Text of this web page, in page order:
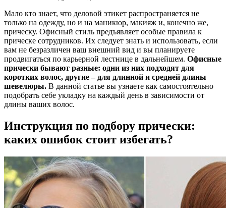
Мало кто знает, что деловой этикет распространяется не
только на одежду, но и на маникюр, макияж и, конечно же,
прическу. Офисный стиль предъявляет особые правила к
прическе сотрудников. Их следует знать и использовать, если
вам не безразличен ваш внешний вид и вы планируете
продвигаться по карьерной лестнице в дальнейшем. Офисные
прически бывают разные: одни из них подходят для
коротких волос, другие – для длинной и средней длины
шевелюры. В данной статье вы узнаете как самостоятельно
подобрать себе укладку на каждый день в зависимости от
длины ваших волос.
Инструкция по подбору прически:
каких ошибок стоит избегать?